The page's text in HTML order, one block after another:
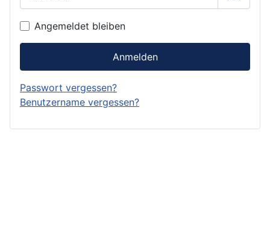
Angemeldet bleiben
Anmelden
Passwort vergessen?
Benutzername vergessen?